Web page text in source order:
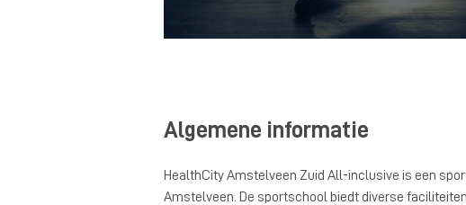
Algemene informatie
HealthCity Amstelveen Zuid All-inclusive is een
Amstelveen. De sportschool biedt diverse